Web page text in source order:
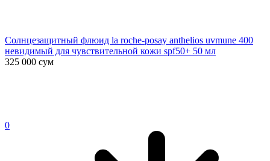
Солнцезащитный флюид la roche-posay anthelios uvmune 400
невидимый для чувствительной кожи spf50+ 50 мл
325 000 сум
0